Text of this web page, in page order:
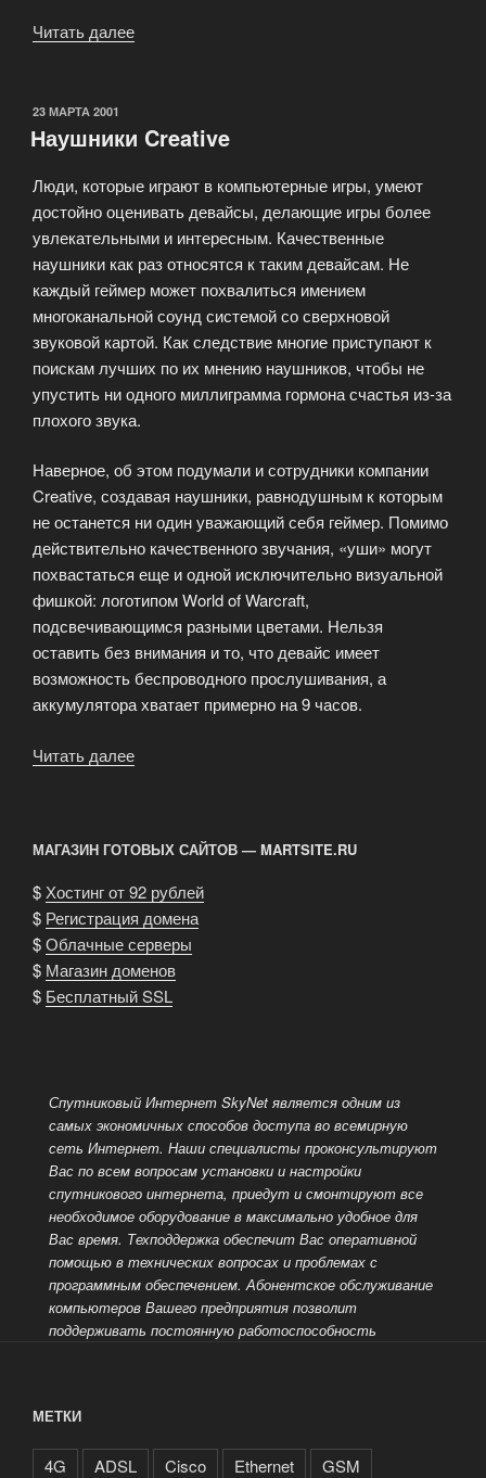
Читать далее
офисов
Москве
через
ADSL.»
ОПУБЛИКОВАНО
23 МАРТА 2001
Наушники Creative
Люди, которые играют в компьютерные игры, умеют
достойно оценивать девайсы, делающие игры более
увлекательными и интересным. Качественные
наушники как раз относятся к таким девайсам. Не
каждый геймер может похвалиться имением
многоканальной соунд системой со сверхновой
звуковой картой. Как следствие многие приступают к
поискам лучших по их мнению наушников, чтобы не
упустить ни одного миллиграмма гормона счастья из-за
плохого звука.
Наверное, об этом подумали и сотрудники компании
Creative, создавая наушники, равнодушным к которым
не останется ни один уважающий себя геймер. Помимо
действительно качественного звучания, «уши» могут
похвастаться еще и одной исключительно визуальной
фишкой: логотипом World of Warcraft,
подсвечивающимся разными цветами. Нельзя
оставить без внимания и то, что девайс имеет
возможность беспроводного прослушивания, а
аккумулятора хватает примерно на 9 часов.
Читать далее
МАГАЗИН ГОТОВЫХ САЙТОВ — MARTSITE.RU
$ Хостинг от 92 рублей
$ Регистрация домена
$Облачные серверы
$ Магазин доменов
$ Бесплатный SSL
Спутниковый Интернет SkyNet является одним из
самых экономичных способов доступа во всемирную
сеть Интернет. Наши специалисты проконсультируют
Вас по всем вопросам установки и настройки
спутникового интернета, приедут и смонтируют все
необходимое оборудование в максимально удобное для
Вас время. Техподдержка обеспечит Вас оперативной
помощью в технических вопросах и проблемах с
программным обеспечением. Абонентское обслуживание
компьютеров Вашего предприятия позволит
поддерживать постоянную работоспособность
МЕТКИ
4G ADSL Cisco Ethernet
GSM